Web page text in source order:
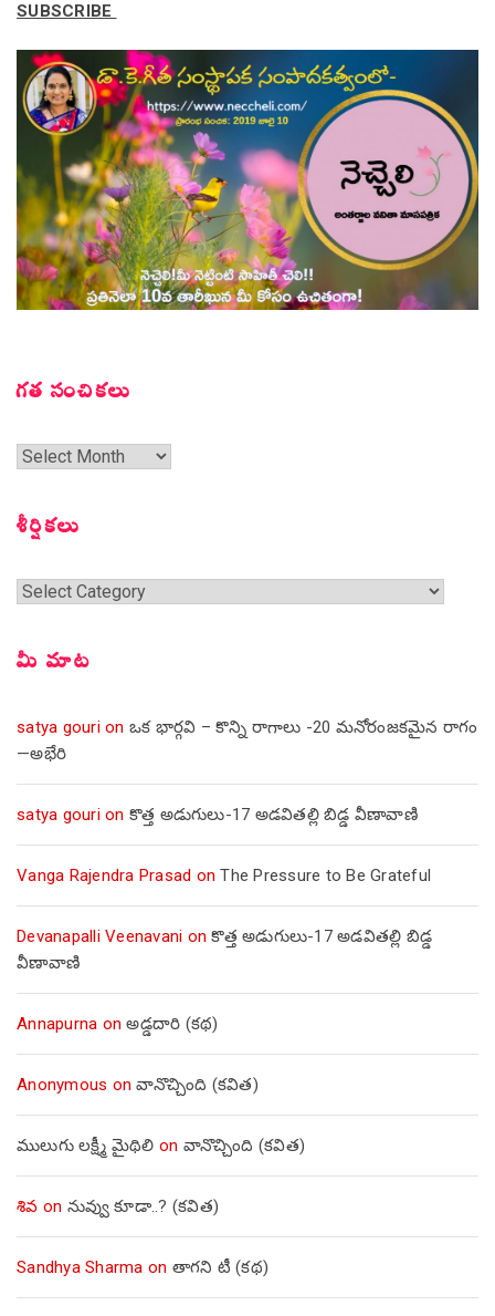
SUBSCRIBE
గత సంచికలు
గత
శీర్షికలు
శీర్షికలు
మీ మాట
satya gourion ఒక భార్గవి – కొన్ని రాగాలు -20 మనోరంజకమైన రాగం
—అభేరి
satya gourion కొత్త అడుగులు-17 అడవితల్లి బిడ్డ వీణావాణి
Vanga Rajendra Prasad onThe Pressure to Be Grateful
Devanapalli Veenavani onకొత్త అడుగులు-17 అడవితల్లి బిడ్డ
వీణావాణి
Annapurna onఅడ్డదారి (కథ)
Anonymous onవానొచ్చింది (కవిత)
ములుగు లక్ష్మీ మైథిలి on వానొచ్చింది (కవిత)
శివ on నువ్వు కూడా..? (కవిత)
Sandhya Sharma on తాగని టీ (కథ)